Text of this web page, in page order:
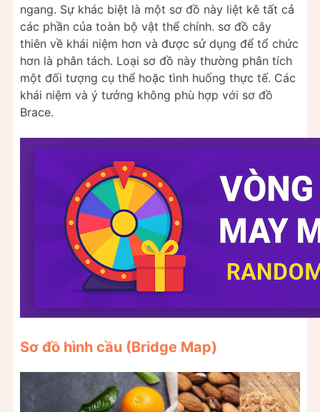
ngang. Sự khác biệt là một sơ đồ này liệt kê tất cả
các phần của toàn bộ vật thể chính. sơ đồ cây
thiên về khái niệm hơn và được sử dụng để tổ chức
hơn là phân tách. Loại sơ đồ này thường phân tích
một đối tượng cụ thể hoặc tình huống thực tế. Các
khái niệm và ý tưởng không phù hợp với sơ đồ
Brace.
Sơ đồ hình cầu (Bridge Map)